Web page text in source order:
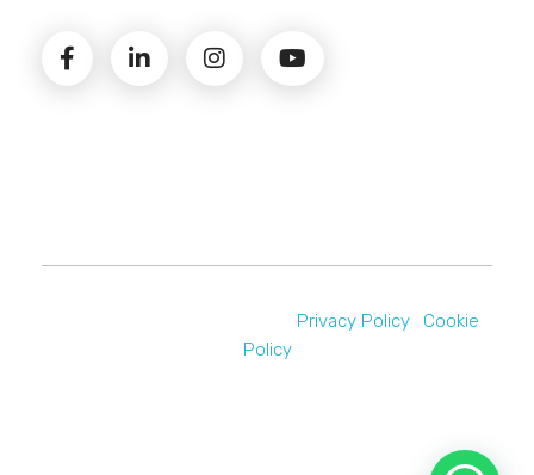
Privacy Policy| Cookie
Policy